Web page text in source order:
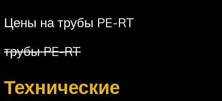
Цены на трубы PE-RT
трубы PE-RT
Технические